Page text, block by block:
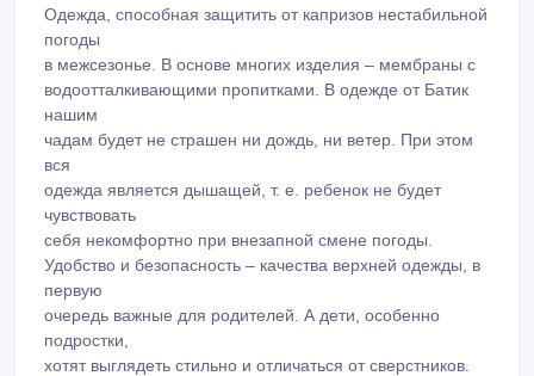
Одежда, способная защитить от капризов нестабильной
погоды
в межсезонье. В основе многих изделия – мембраны с
водоотталкивающими пропитками. В одежде от Батик
нашим
чадам будет не страшен ни дождь, ни ветер. При этом
вся
одежда является дышащей, т. е. ребенок не будет
чувствовать
себя некомфортно при внезапной смене погоды.
Удобство и безопасность – качества верхней одежды, в
первую
очередь важные для родителей. А дети, особенно
подростки,
хотят выглядеть стильно и отличаться от сверстников.